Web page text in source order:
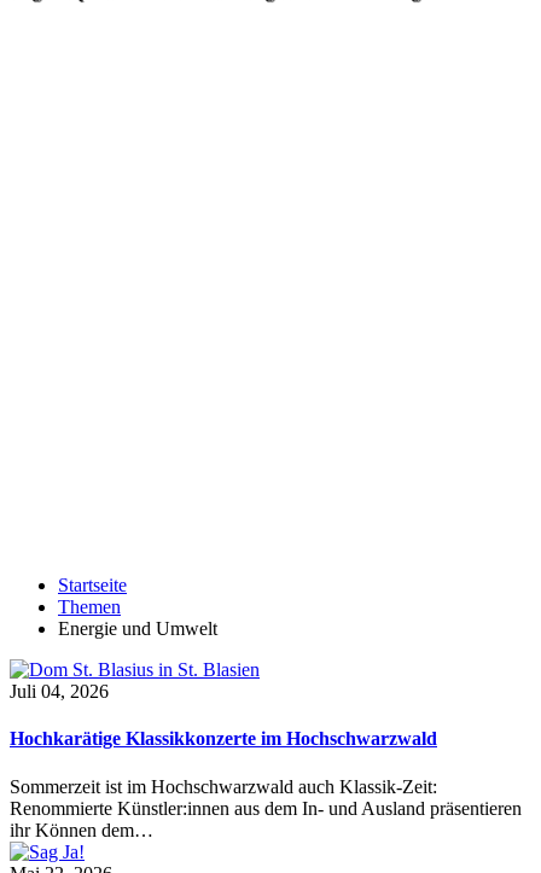
Startseite
Themen
Energie und Umwelt
Juli 04, 2026
Hochkarätige Klassikkonzerte im Hochschwarzwald
Sommerzeit ist im Hochschwarzwald auch Klassik-Zeit:
Renommierte Künstler:innen aus dem In- und Ausland präsentieren
ihr Können dem…